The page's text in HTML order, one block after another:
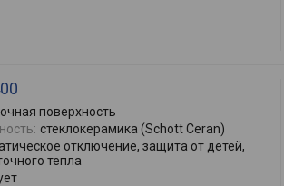
поверхность
стеклокерамика (Schott Ceran)
отключение, защита от детей,
тепла